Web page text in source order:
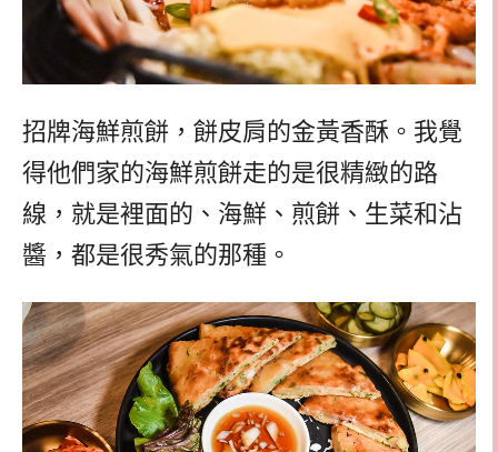
招牌海鮮煎餅，餅皮肩的金黃香酥。我覺
得他們家的海鮮煎餅走的是很精緻的路
線，就是裡面的、海鮮、煎餅、生菜和沾
醬，都是很秀氣的那種。